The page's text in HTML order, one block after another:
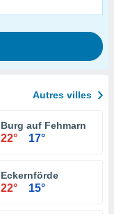
Autres villes
Burg auf Fehmarn
22° 17°
Eckernförde
22° 15°